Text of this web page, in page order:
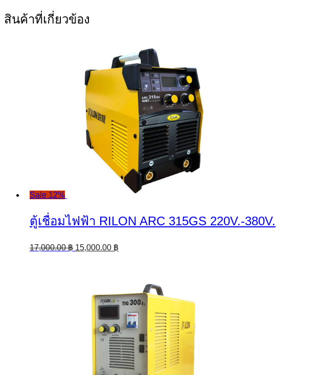
สินค้าที่เกี่ยวข้อง
Sale 12%
ตู้เชื่อมไฟฟ้า RILON ARC 315GS 220V.-380V.
17,000.00฿ Original
15,000.00 ฿
15,000.00 ฿.